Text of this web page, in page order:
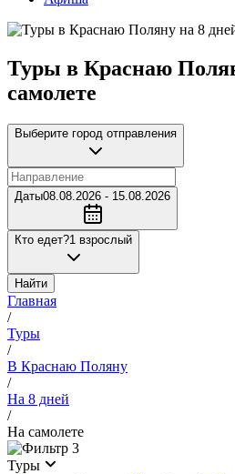
Туры в Краснаю
самолете
Выберите город отправления
Даты08.08.2026 - 15.08.2026
Кто едет?1 взрослый
Найти
Главная
/
Туры
/
В Краснаю Поляну
/
На 8 дней
/
На самолете
3
Туры